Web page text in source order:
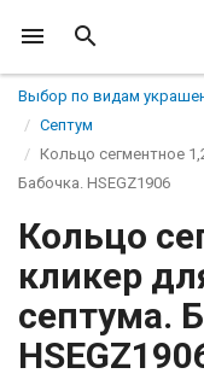
Выбор по видам
Септум
Кольцо сегментное
Бабочка. HSEGZ1906
Кольцо
кликер
септума.